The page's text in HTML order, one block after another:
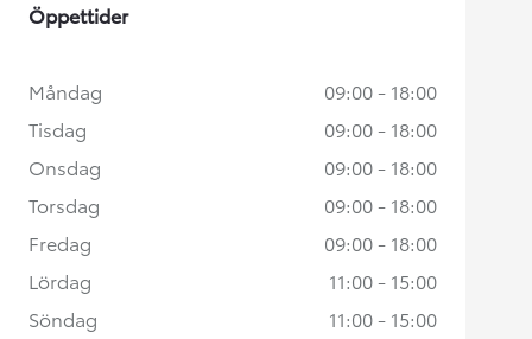
Öppettider
Måndag
09:00 - 18:00
Tisdag
09:00 - 18:00
Onsdag
09:00 - 18:00
Torsdag
09:00 - 18:00
Fredag
09:00 - 18:00
Lördag
11:00 - 15:00
Söndag
11:00 - 15:00